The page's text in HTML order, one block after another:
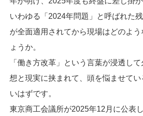
いわゆる「2024年問題」と呼ばれた
が全面適用されてから現場はどのよ
ょうか。
「働き方改革」という言葉が浸透し
想と現実に挟まれて、頭を悩ませて
いはずです。
東京商工会議所が2025年12月に公表